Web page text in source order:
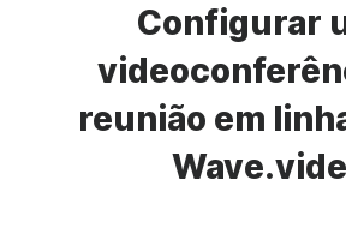
Configurar
reunião em